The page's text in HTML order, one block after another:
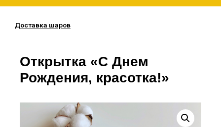
Доставка шаров
Открытка «С Днем
Рождения, красотка!»